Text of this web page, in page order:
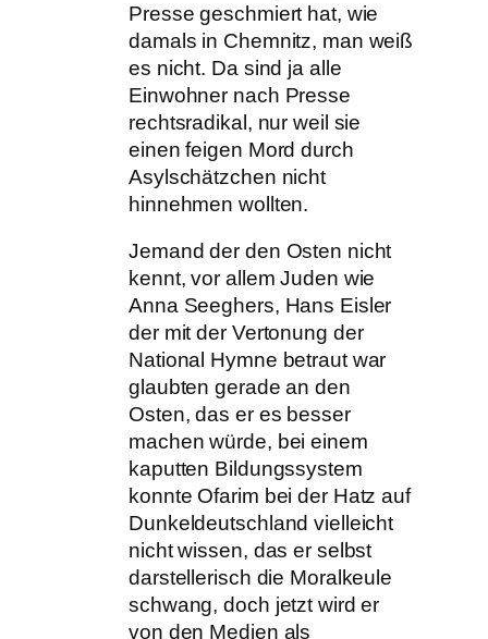
Presse geschmiert hat, wie
damals in Chemnitz, man weiß
es nicht. Da sind ja alle
Einwohner nach Presse
rechtsradikal, nur weil sie
einen feigen Mord durch
Asylschätzchen nicht
hinnehmen wollten.
Jemand der den Osten nicht
kennt, vor allem Juden wie
Anna Seeghers, Hans Eisler
der mit der Vertonung der
National Hymne betraut war
glaubten gerade an den
Osten, das er es besser
machen würde, bei einem
kaputten Bildungssystem
konnte Ofarim bei der Hatz auf
Dunkeldeutschland vielleicht
nicht wissen, das er selbst
darstellerisch die Moralkeule
schwang, doch jetzt wird er
von den Medien als